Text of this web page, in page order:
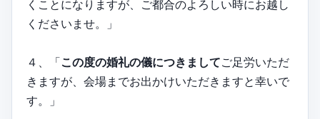
くことになりますが、ご都合のよろしい時にお越し
くださいませ。」
４、「この度の婚礼の儀につきましてご足労いただ
きますが、会場までお出かけいただきますと幸いで
す。」